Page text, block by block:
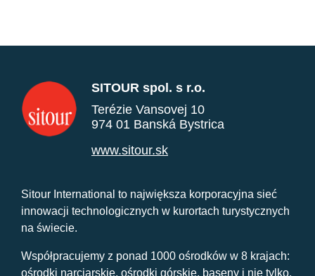
SITOUR spol. s r.o.
Terézie Vansovej 10
974 01 Banská Bystrica
www.sitour.sk
Sitour International to największa korporacyjna sieć
innowacji technologicznych w kurortach turystycznych
na świecie.
Współpracujemy z ponad 1000 ośrodków w 8 krajach:
ośrodki narciarskie, ośrodki górskie, baseny i nie tylko.